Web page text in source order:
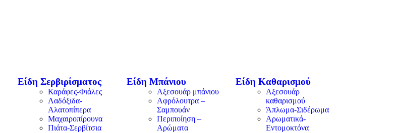
Είδη Σερβιρίσματος
Καράφες-Φιάλες
Λαδόξιδα-
Αλατοπίπερα
Μαχαιροπίρουνα
Πιάτα-Σερβίτσια
Είδη Μπάνιου
Αξεσουάρ μπάνιου
Αφρόλουτρα –
Σαμπουάν
Περιποίηση –
Αρώματα
Είδη Καθαρισμού
Αξεσουάρ
καθαρισμού
Άπλωμα-Σιδέρωμα
Αρωματικά-
Εντομοκτόνα